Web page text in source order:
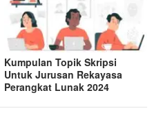
Kumpulan Topik Skripsi
Untuk Jurusan Rekayasa
Perangkat Lunak 2024